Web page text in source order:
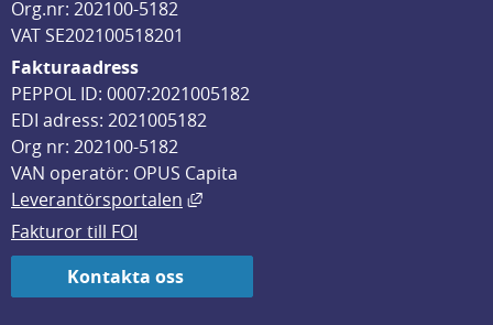
Org.nr: 202100-5182
VAT SE202100518201
Fakturaadress
PEPPOL ID: 0007:2021005182
EDI adress: 2021005182
Org nr: 202100-5182
VAN operatör: OPUS Capita
Leverantörsportalen
Länk till annan webbplats, öppnas
Fakturor till FOI
Kontakta oss